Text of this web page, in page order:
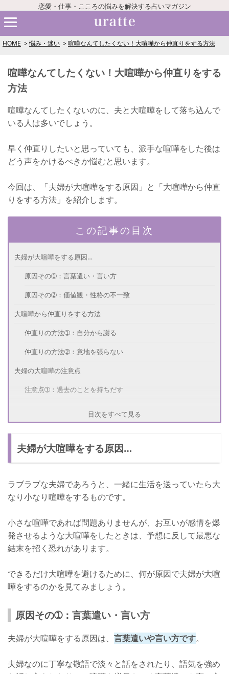
恋愛・仕事・こころの悩みを解決する占いマガジン
HOME 悩み・迷い 喧嘩なんてしたくない！大喧嘩から仲直りをする方法
喧嘩なんてしたくない！大喧嘩から仲直りをする
方法
喧嘩なんてしたくないのに、夫と大喧嘩をして落ち込んで
いる人は多いでしょう。
早く仲直りしたいと思っていても、派手な喧嘩をした後は
どう声をかけるべきか悩むと思います。
今回は、「夫婦が大喧嘩をする原因」と「大喧嘩から仲直
りをする方法」を紹介します。
この記事の目次
夫婦が大喧嘩をする原因…
原因その➀：言葉遣い・言い方
原因その➁：価値観・性格の不一致
大喧嘩から仲直りをする方法
仲直りの方法➀：自分から謝る
仲直りの方法➁：意地を張らない
夫婦の大喧嘩の注意点
注意点➀：過去のことを持ちだす
防ぐ方法➀：否定や疑念で発言しない
防ぐ方法➁：自分から感謝と謝罪を伝える
しっかりと仲直りしましょう！
目次をすべて見る
夫婦が大喧嘩をする原因…
ラブラブな夫婦であろうと、一緒に生活を送っていたら大
なり小なり喧嘩をするものです。
小さな喧嘩であれば問題ありませんが、お互いが感情を爆
発させるような大喧嘩をしたときは、予想に反して最悪な
結末を招く恐れがあります。
できるだけ大喧嘩を避けるために、何が原因で夫婦が大喧
嘩をするのかを見てみましょう。
原因その➀：言葉遣い・言い方
夫婦が大喧嘩をする原因は、 言葉遣いや言い方です。
夫婦なのに丁寧な敬語で淡々と話をされたり、語気を強め